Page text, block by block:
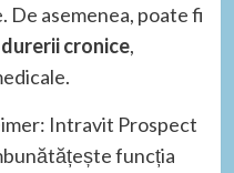
asemenea, poate fi
durerii cronice,
Intravit Prospect
funcția